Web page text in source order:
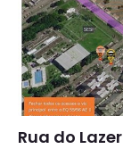
Rua do